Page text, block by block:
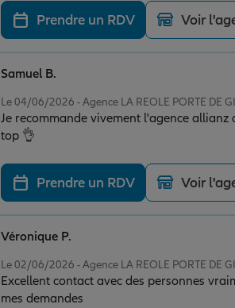
Prendre un RDV Voir
Le 04/06/2026 - Agence LA REOLE PORTE DE
Je recommande vivement l'agence
top 👌
Samuel B.
Prendre un RDV Voir
Le 02/06/2026 - Agence LA REOLE PORTE DE
Excellent contact avec des personnes
mes demandes
Véronique P.